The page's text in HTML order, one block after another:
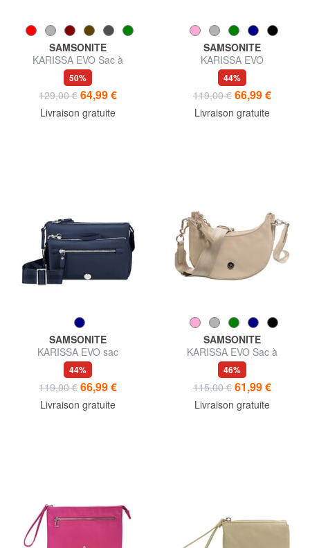
SAMSONITE
KARISSA EVO Sac à
bandoulière
50%
129,00 € 64,99 €
Livraison gratuite
SAMSONITE
KARISSA EVO
44%
119,00 € 66,99 €
Livraison gratuite
SAMSONITE
KARISSA EVO sac
bandoulière
44%
119,00 € 66,99 €
Livraison gratuite
SAMSONITE
KARISSA EVO Sac à
bandoulière
46%
115,00 € 61,99 €
Livraison gratuite